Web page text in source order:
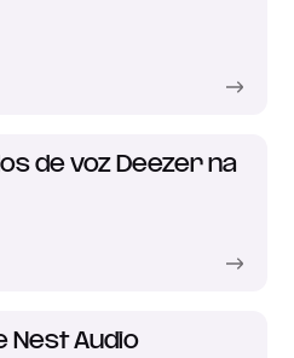
de voz Deezer na
Nest Audio